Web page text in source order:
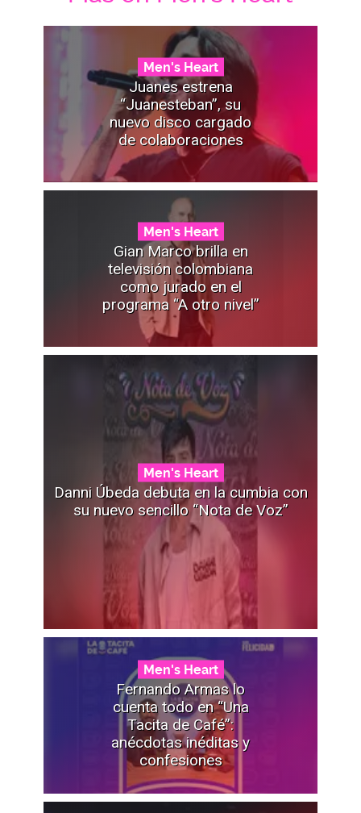
Men's Heart
Juanes estrena
“Juanesteban”, su
nuevo disco cargado
de colaboraciones
Men's Heart
Gian Marco brilla en
televisión colombiana
como jurado en el
programa “A otro nivel”
Men's Heart
Danni Úbeda debuta en la cumbia con
su nuevo sencillo “Nota de Voz”
Men's Heart
Fernando Armas lo
cuenta todo en “Una
Tacita de Café”:
anécdotas inéditas y
confesiones